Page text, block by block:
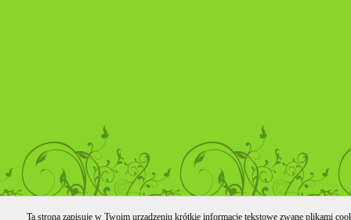
Ta strona zapisuje w Twoim urządzeniu krótkie informacje tekstowe zwane plikami